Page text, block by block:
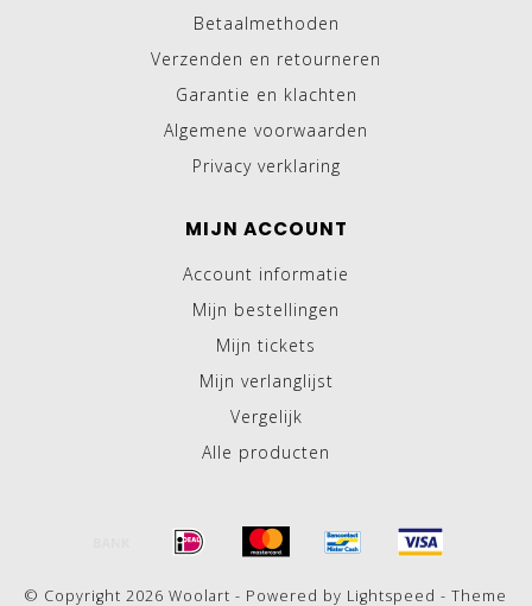
Betaalmethoden
Verzenden en retourneren
Garantie en klachten
Algemene voorwaarden
Privacy verklaring
MIJN ACCOUNT
Account informatie
Mijn bestellingen
Mijn tickets
Mijn verlanglijst
Vergelijk
Alle producten
© Copyright 2026 Woolart - Powered by Lightspeed - Theme